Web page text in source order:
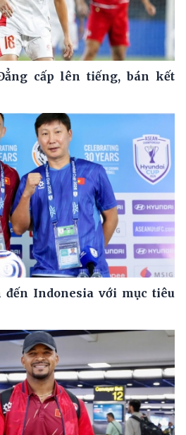
cấp lên tiếng, bán kết
đến Indonesia với mục tiêu